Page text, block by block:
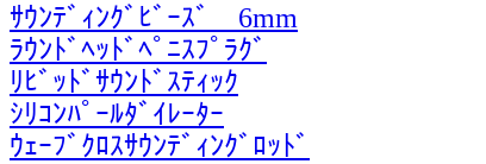
ｻｳﾝﾃﾞｨﾝｸﾞﾋﾞｰｽﾞ 6mm
ﾗｳﾝﾄﾞﾍｯﾄﾞﾍﾟﾆｽﾌﾟﾗｸﾞ
ﾘﾋﾞｯﾄﾞｻｳﾝﾄﾞｽﾃｨｯｸ
ｼﾘｺﾝﾊﾟｰﾙﾀﾞｲﾚｰﾀｰ
ｳｪｰﾌﾞｸﾛｽｻｳﾝﾃﾞｨﾝｸﾞﾛｯﾄﾞ